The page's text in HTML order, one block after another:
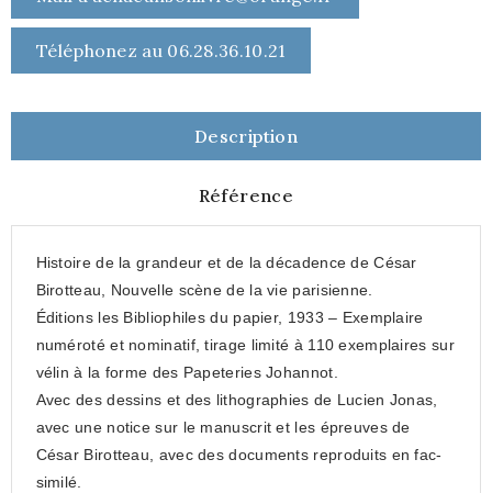
Téléphonez au 06.28.36.10.21
Description
Référence
Histoire de la grandeur et de la décadence de César
Birotteau, Nouvelle scène de la vie parisienne.
Éditions les Bibliophiles du papier, 1933 – Exemplaire
numéroté et nominatif, tirage limité à 110 exemplaires sur
vélin à la forme des Papeteries Johannot.
Avec des dessins et des lithographies de Lucien Jonas,
avec une notice sur le manuscrit et les épreuves de
César Birotteau, avec des documents reproduits en fac-
similé.